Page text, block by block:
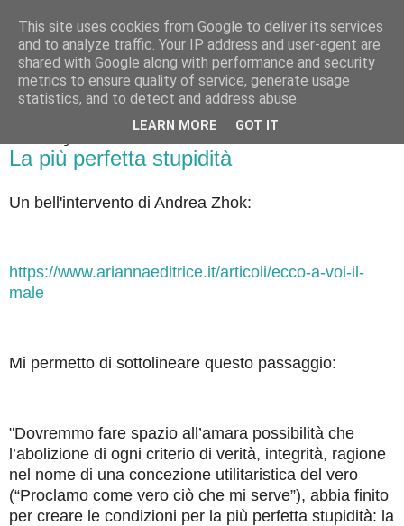
Badiale & Tringali
La più perfetta stupidità
Un bell'intervento di Andrea Zhok:
https://www.ariannaeditrice.it/articoli/ecco-a-voi-il-
male
Mi permetto di sottolineare questo passaggio:
"Dovremmo fare spazio all’amara possibilità che
l’abolizione di ogni criterio di verità, integrità, ragione
nel nome di una concezione utilitaristica del vero
(“Proclamo come vero ciò che mi serve”), abbia finito
per creare le condizioni per la più perfetta stupidità: la
This site uses cookies from Google to deliver its services
and to analyze traffic. Your IP address and user-agent are
shared with Google along with performance and security
metrics to ensure quality of service, generate usage
statistics, and to detect and address abuse.
LEARN MORE GOT IT